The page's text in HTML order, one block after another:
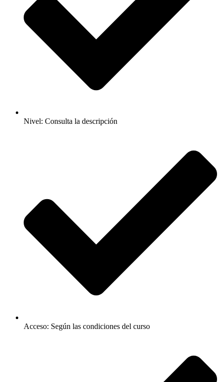
Nivel: Consulta la descripción
Acceso: Según las condiciones del curso